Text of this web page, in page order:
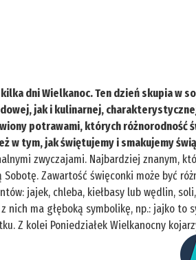
kilka dni Wielkanoc. Ten dzień skupia w
jak i kulinarnej,
potrawami, których różnorodność
w tym, jak świętujemy i smakujemy
zwyczajami. Najbardziej znanym,
Sobotę. Zawartość święconki może być
jajek, chleba, kiełbasy lub wędlin,
z nich ma głęboką symbolikę, np.: jajko to
Z kolei Poniedziałek Wielkanocny